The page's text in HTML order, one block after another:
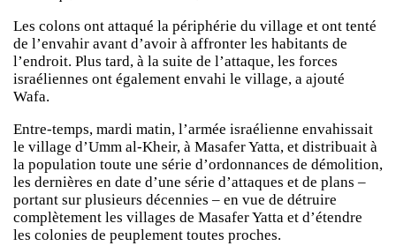
Les colons ont attaqué la périphérie du village et ont tenté
de l’envahir avant d’avoir à affronter les habitants de
l’endroit. Plus tard, à la suite de l’attaque, les forces
israéliennes ont également envahi le village, a ajouté
Wafa.
Entre-temps, mardi matin, l’armée israélienne envahissait
le village d’Umm al-Kheir, à Masafer Yatta, et distribuait à
la population toute une série d’ordonnances de démolition,
les dernières en date d’une série d’attaques et de plans –
portant sur plusieurs décennies – en vue de détruire
complètement les villages de Masafer Yatta et d’étendre
les colonies de peuplement toutes proches.